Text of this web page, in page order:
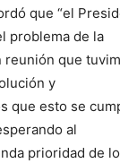
que “el
problema de la
reunión que
y
que esto se
al
prioridad de